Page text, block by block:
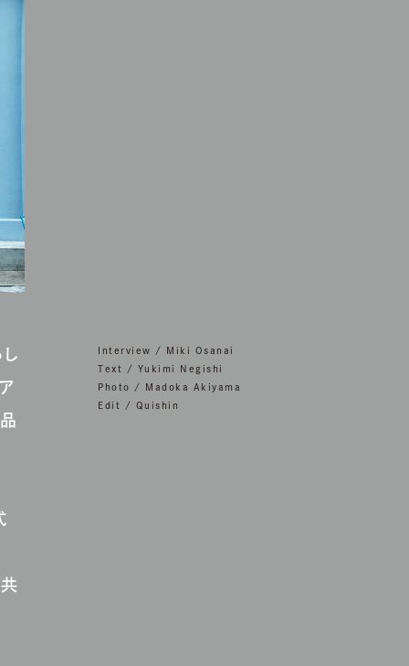
Interview / Miki Osanai
Text / Yukimi Negishi
Photo / Madoka Akiyama
Edit / Quishin